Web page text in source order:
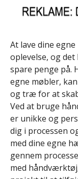
At lave dine
oplevelse, og
spare penge på.
egne møbler,
og træ for at
Ved at bruge
er unikke og
dig i processen
med dine egne
gennem
med